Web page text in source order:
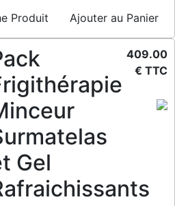
Produit Ajouter au Panier
Gel
409.00
€ TTC